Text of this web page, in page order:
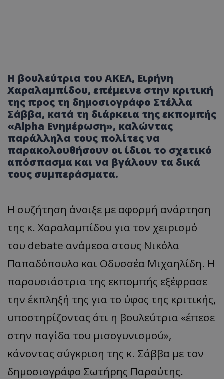
Η βουλεύτρια του ΑΚΕΛ, Ειρήνη
Χαραλαμπίδου, επέμεινε στην κριτική
της προς τη δημοσιογράφο Στέλλα
Σάββα, κατά τη διάρκεια της εκπομπής
«Alpha Ενημέρωση», καλώντας
παράλληλα τους πολίτες να
παρακολουθήσουν οι ίδιοι το σχετικό
απόσπασμα και να βγάλουν τα δικά
τους συμπεράσματα.
Η συζήτηση άνοιξε με αφορμή ανάρτηση
της κ. Χαραλαμπίδου για τον χειρισμό
του debate ανάμεσα στους Νικόλα
Παπαδόπουλο και Οδυσσέα Μιχαηλίδη. Η
παρουσιάστρια της εκπομπής εξέφρασε
την έκπληξή της για το ύφος της κριτικής,
υποστηρίζοντας ότι η βουλεύτρια «έπεσε
στην παγίδα του μισογυνισμού»,
κάνοντας σύγκριση της κ. Σάββα με τον
δημοσιογράφο Σωτήρης Παρούτης.